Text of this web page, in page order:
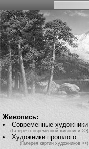
Живопись:
Современные художники
(Галерея современной живописи >>)
Художники прошлого
(Галерея картин художников >>)